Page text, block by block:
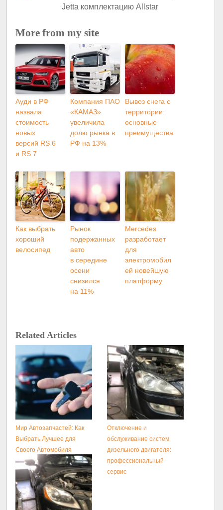
More from my site
Ауди в РФ
назвала
стоимость
новых
версий RS 6
и RS 7
Компания ПАО
«КАМАЗ»
увеличила
долю рынка в
РФ на 13%
Вывоз снега с
территории:
основные
преимущества
Как выбрать
хороший
велосипед
Рынок
подержанных
авто
в середине
осени
снизился
на 11%
Mercedes
разработает
для
электромобил
ей новейшую
платформу
Related Articles
Мир Автозапчастей: Как
Выбрать Лучшее для
Своего Автомобиля
Отключение и
обслуживание систем
дизельного двигателя:
профессиональный
сервис